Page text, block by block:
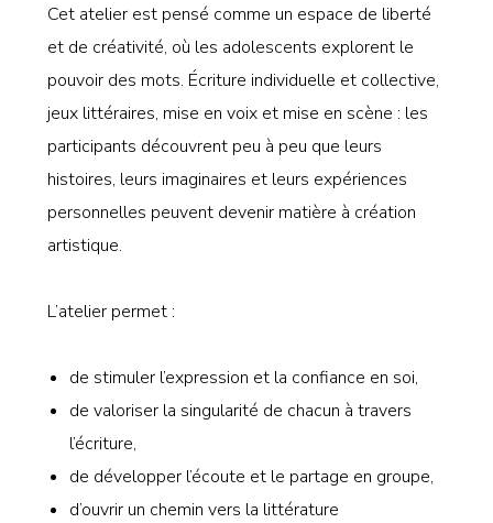
Cet atelier est pensé comme un espace de liberté
et de créativité, où les adolescents explorent le
pouvoir des mots. Écriture individuelle et collective,
jeux littéraires, mise en voix et mise en scène : les
participants découvrent peu à peu que leurs
histoires, leurs imaginaires et leurs expériences
personnelles peuvent devenir matière à création
artistique.
L’atelier permet :
de stimuler l’expression et la confiance en soi,
de valoriser la singularité de chacun à travers
l’écriture,
de développer l’écoute et le partage en groupe,
d’ouvrir un chemin vers la littérature